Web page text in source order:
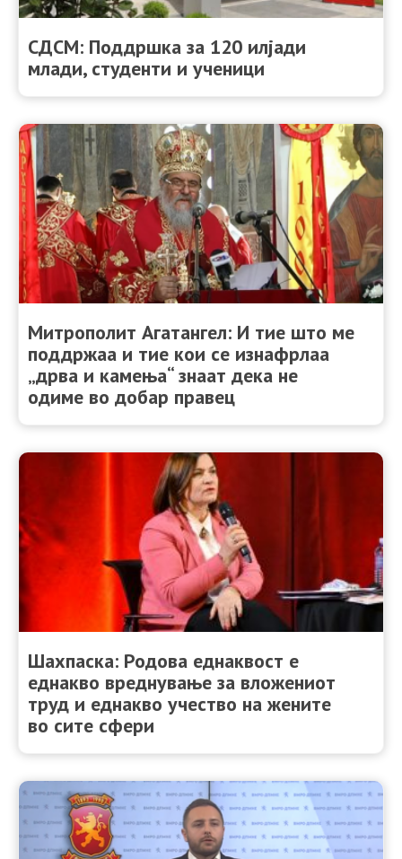
СДСМ: Поддршка за 120 илјади
млади, студенти и ученици
Митрополит Агатангел: И тие што ме
поддржаа и тие кои се изнафрлаа
„дрва и камења“ знаат дека не
одиме во добар правец
Шахпаска: Родова еднаквост е
еднакво вреднување за вложениот
труд и еднакво учество на жените
во сите сфери